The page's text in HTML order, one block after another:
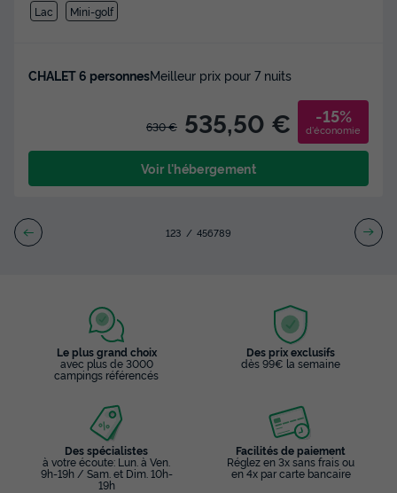
Lac Mini-golf
CHALET 6 personnesMeilleur prix pour 7 nuits
630 € 535,50 € -15%
d'économie
Voir l'hébergement
123 456789
Le plus grand choix
avec plus de 3000
campings référencés
Des prix exclusifs
dès 99€ la semaine
Des spécialistes
à votre écoute: Lun. à Ven.
9h-19h / Sam. et Dim. 10h-
19h
Facilités de paiement
Réglez en 3x sans frais ou
en 4x par carte bancaire